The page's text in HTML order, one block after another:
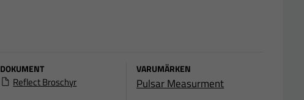
DOKUMENT
Reflect Broschyr
VARUMÄRKEN
Pulsar Measurment